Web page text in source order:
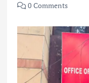
0 Comments